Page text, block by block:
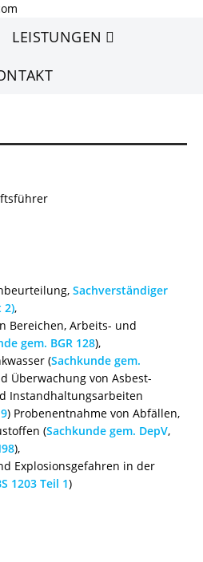
LEISTUNGEN
Sachverständiger
2),
Bereichen, Arbeits- und
gem. BGR 128),
(Sachkunde gem.
Überwachung von Asbest-
Instandhaltungsarbeiten
) Probenentnahme von Abfällen,
(Sachkunde gem. DepV,
),
Explosionsgefahren in der
1203 Teil 1)